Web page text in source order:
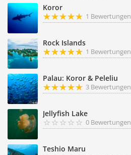
Koror
1 Bewertungen
Rock Islands
1 Bewertungen
Palau: Koror & Peleliu
3 Bewertungen
Jellyfish Lake
0 Bewertungen
Teshio Maru